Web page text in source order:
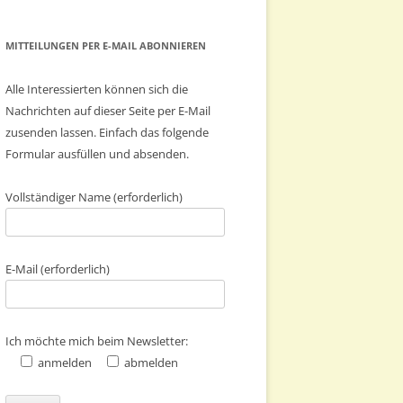
MITTEILUNGEN PER E-MAIL ABONNIEREN
Alle Interessierten können sich die
Nachrichten auf dieser Seite per E-Mail
zusenden lassen. Einfach das folgende
Formular ausfüllen und absenden.
Vollständiger Name (erforderlich)
E-Mail (erforderlich)
Ich möchte mich beim Newsletter:
anmelden
abmelden